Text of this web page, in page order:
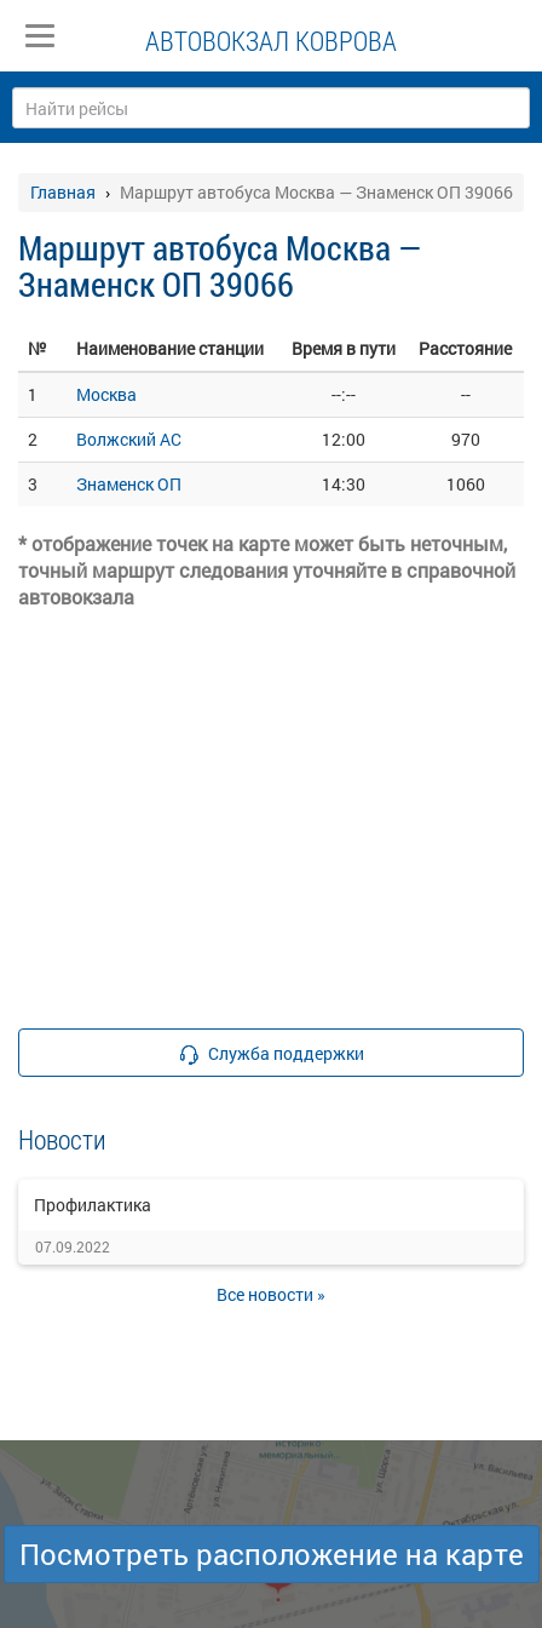
АВТОВОКЗАЛ КОВРОВА
Главная Маршрут автобуса Москва — Знаменск ОП 39066
Маршрут автобуса Москва —
Знаменск ОП 39066
№ Наименование станции Время в пути
Расстояние
1
Москва --:--
--
2
Волжский АС 12:00
970
3
Знаменск ОП 14:30 1060
* отображение точек на карте может быть неточным,
точный маршрут следования уточняйте в справочной
автовокзала
Служба поддержки
Новости
Профилактика
07.09.2022
Все новости »
Посмотреть расположение на карте